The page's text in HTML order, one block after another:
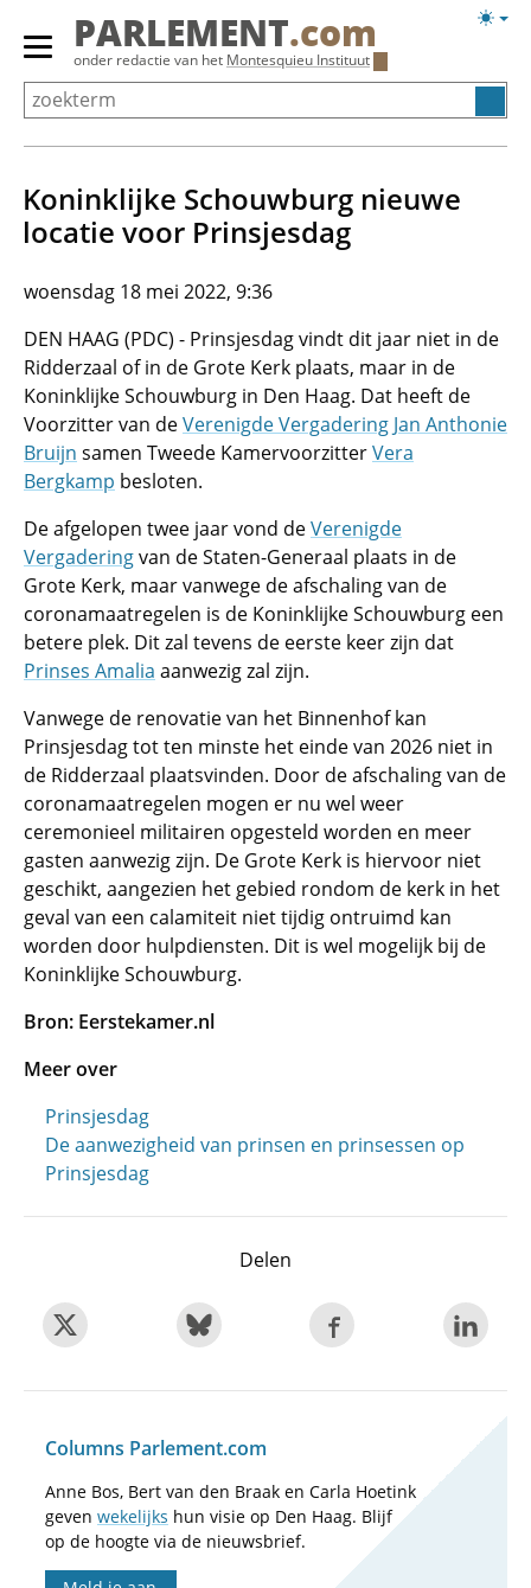
Overslaan
Primair
menu
tonen/verbergen
PARLEMENT.com
onder redactie van het Montesquieu Instituut
Koninklijke Schouwburg nieuwe
locatie voor Prinsjesdag
woensdag 18 mei 2022, 9:36
DEN HAAG (PDC) - Prinsjesdag vindt dit jaar niet in de
Ridderzaal of in de Grote Kerk plaats, maar in de
Koninklijke Schouwburg in Den Haag. Dat heeft de
Voorzitter van deVerenigde Vergadering Jan Anthonie
Bruijn samen Tweede KamervoorzitterVera
Bergkamp besloten.
De afgelopen twee jaar vond deVerenigde
Vergaderingvan de Staten-Generaal plaats in de
Grote Kerk, maar vanwege de afschaling van de
coronamaatregelen is de Koninklijke Schouwburg een
betere plek. Dit zal tevens de eerste keer zijn dat
Prinses Amalia aanwezig zal zijn.
Vanwege de renovatie van het Binnenhof kan
Prinsjesdag tot ten minste het einde van 2026 niet in
de Ridderzaal plaatsvinden. Door de afschaling van de
coronamaatregelen mogen er nu wel weer
ceremonieel militairen opgesteld worden en meer
gasten aanwezig zijn. De Grote Kerk is hiervoor niet
geschikt, aangezien het gebied rondom de kerk in het
geval van een calamiteit niet tijdig ontruimd kan
worden door hulpdiensten. Dit is wel mogelijk bij de
Koninklijke Schouwburg.
Bron: Eerstekamer.nl
Meer over
Prinsjesdag
De aanwezigheid van prinsen en prinsessen op
Prinsjesdag
Delen
Columns Parlement.com
Anne Bos, Bert van den Braak en Carla Hoetink
geven wekelijks hun visie op Den Haag. Blijf
op de hoogte via de nieuwsbrief.